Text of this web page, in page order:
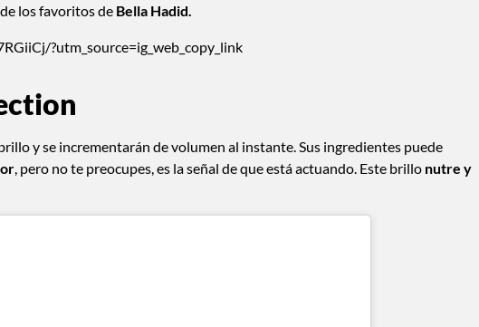
los favoritos de Bella Hadid.
?utm_source=ig_web_copy_link
y se incrementarán de volumen al instante. Sus ingredientes puede
, pero no te preocupes, es la señal de que está actuando. Este brillo nutre y